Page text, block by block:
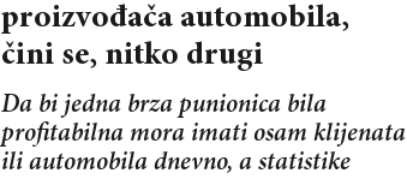
proizvođača automobila,
čini se, nitko drugi
Da bi jedna brza punionica bila
profitabilna mora imati osam klijenata
ili automobila dnevno, a statistike